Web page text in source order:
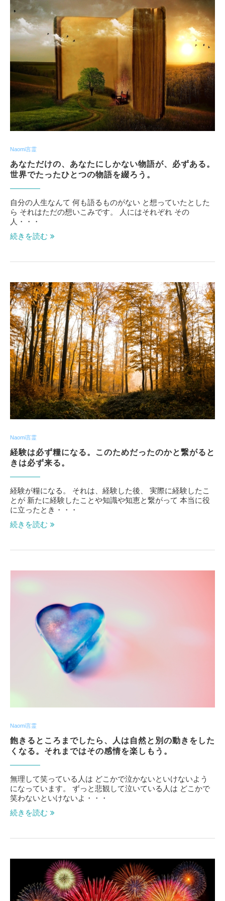
Naomi言霊
あなただけの、あなたにしかない物語が、必ずある。
世界でたったひとつの物語を綴ろう。
自分の人生なんて 何も語るものがない と想っていたとした
ら それはただの想いこみです。 人にはそれぞれ その
人・・・
続きを読む
Naomi言霊
経験は必ず糧になる。このためだったのかと繋がると
きは必ず来る。
経験が糧になる。 それは、経験した後、 実際に経験したこ
とが 新たに経験したことや知識や知恵と繋がって 本当に役
に立ったとき・・・
続きを読む
Naomi言霊
飽きるところまでしたら、人は自然と別の動きをした
くなる。それまではその感情を楽しもう。
無理して笑っている人は どこかで泣かないといけないよう
になっています。 ずっと悲観して泣いている人は どこかで
笑わないといけないよ・・・
続きを読む